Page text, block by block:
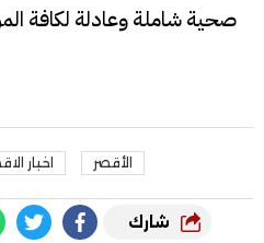
صحية شاملة وعادلة لكافة
الأقصر اخبار
شارك